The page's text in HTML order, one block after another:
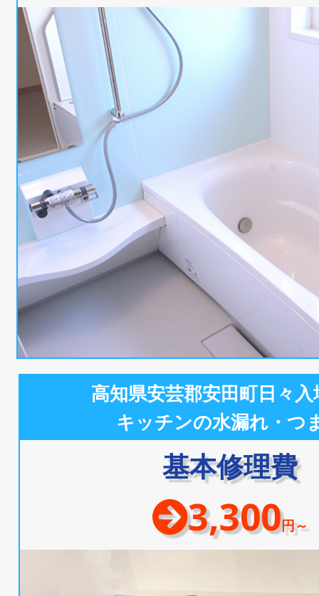
高知県安芸郡安田町日々
キッチンの水漏れ・つ
基本修理費
3,300円～